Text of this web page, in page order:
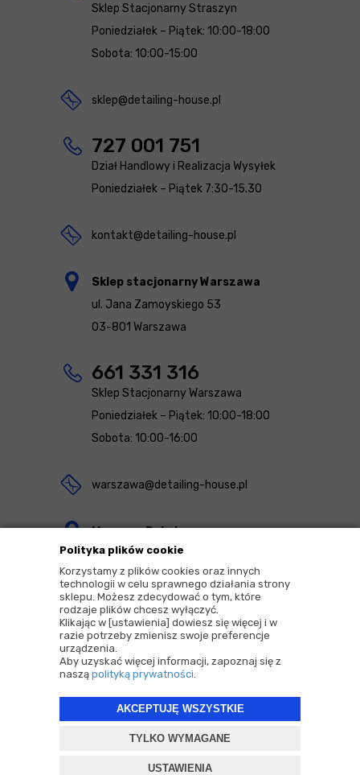
Polityka plików cookie
Korzystamy z plików cookies oraz innych
technologii w celu sprawnego działania strony
sklepu. Możesz zdecydować o tym, które
rodzaje plików chcesz wyłączyć.
Klikając w [ustawienia] dowiesz się więcej i w
razie potrzeby zmienisz swoje preferencje
urządzenia.
Aby uzyskać więcej informacji, zapoznaj się z
naszą polityką prywatności.
AKCEPTUJĘ WSZYSTKIE
TYLKO WYMAGANE
USTAWIENIA
Sklep Stacjonarny Straszyn
Poniedziałek – Piątek: 10:00-18:00
Sobota: 10:00-15:00
sklep@detailing-house.pl
727 001 751
Dział Handlowy i Realizacja Wysyłek
Poniedziałek – Piątek 7:30-15.30
kontakt@detailing-house.pl
Sklep stacjonarny Warszawa
ul. Jana Zamoyskiego 53
03-801 Warszawa
661 331 316
Sklep Stacjonarny Warszawa
Poniedziałek – Piątek: 10:00-18:00
Sobota: 10:00-16:00
warszawa@detailing-house.pl
Magazyn Rekcin
Nomos Sp. z o.o. sp.k.
ul. Agrestowa 1
83-010 Rekcin
2026 © Copyrights by |Detailing House